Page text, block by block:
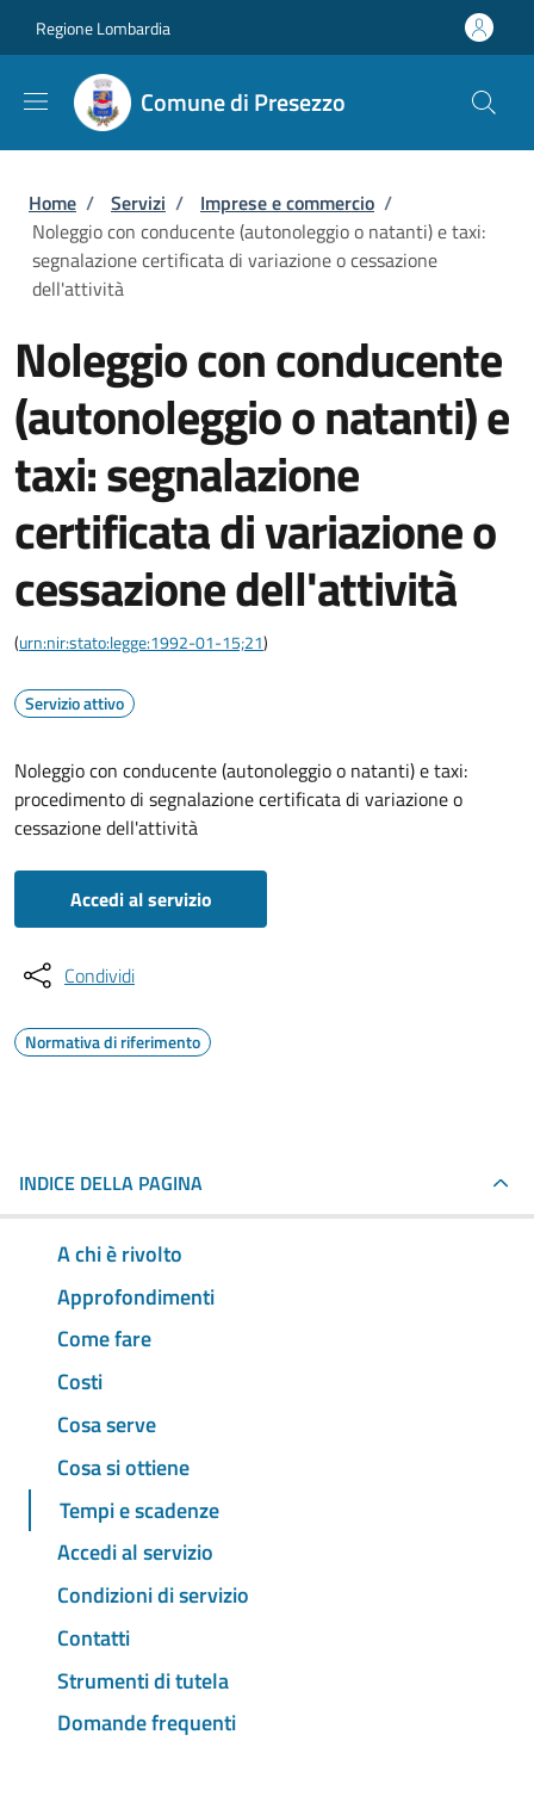
Regione Lombardia
Comune di Presezzo
Briciole di pane
Home / Servizi / Imprese e commercio /
Noleggio con conducente (autonoleggio o natanti) e taxi:
segnalazione certificata di variazione o cessazione
dell'attività
Noleggio con conducente
(autonoleggio o natanti) e
taxi: segnalazione
certificata di variazione o
cessazione dell'attività
(urn:nir:stato:legge:1992-01-15;21)
Servizio attivo
Noleggio con conducente (autonoleggio o natanti) e taxi:
procedimento di segnalazione certificata di variazione o
cessazione dell'attività
Accedi al servizio
Condividi
Normativa di riferimento
INDICE DELLA PAGINA
A chi è rivolto
Approfondimenti
Come fare
Costi
Cosa serve
Cosa si ottiene
Tempi e scadenze
Accedi al servizio
Condizioni di servizio
Contatti
Strumenti di tutela
Domande frequenti